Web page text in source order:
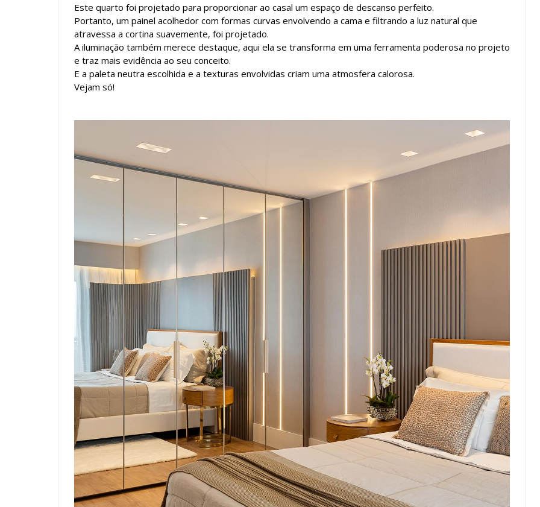
Este quarto foi projetado para proporcionar ao casal um espaço de descanso perfeito.
Portanto, um painel acolhedor com formas curvas envolvendo a cama e filtrando a luz natural que
atravessa a cortina suavemente, foi projetado.
A iluminação também merece destaque, aqui ela se transforma em uma ferramenta poderosa no projeto
e traz mais evidência ao seu conceito.
E a paleta neutra escolhida e a texturas envolvidas criam uma atmosfera calorosa.
Vejam só!